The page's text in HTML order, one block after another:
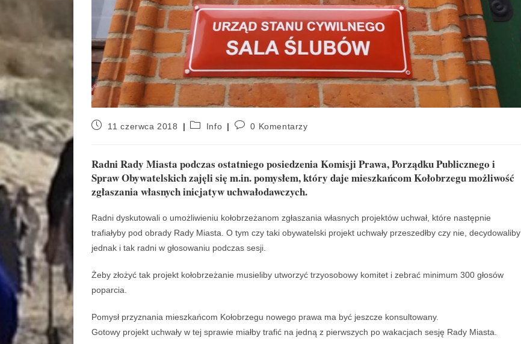
11 czerwca 2018 Info 0 Komentarzy
Radni Rady Miasta podczas ostatniego posiedzenia Komisji Prawa, Porządku Publicznego i
Spraw Obywatelskich zajęli się m.in. pomysłem, który daje mieszkańcom Kołobrzegu możliwość
zgłaszania własnych inicjatyw uchwałodawczych.
Radni dyskutowali o umożliwieniu kołobrzeżanom zgłaszania własnych projektów uchwał, które następnie
trafiałyby pod obrady Rady Miasta. O tym czy taki obywatelski projekt uchwały przeszedłby czy nie, decydowaliby
jednak i tak radni w głosowaniu podczas sesji.
Żeby złożyć tak projekt kołobrzeżanie musieliby utworzyć trzyosobowy komitet i zebrać minimum 300 głosów
poparcia.
Pomysł przyznania mieszkańcom Kołobrzegu nowego prawa ma być jeszcze konsultowany.
Gotowy projekt uchwały w tej sprawie miałby trafić na jedną z pierwszych po wakacjach sesję Rady Miasta.